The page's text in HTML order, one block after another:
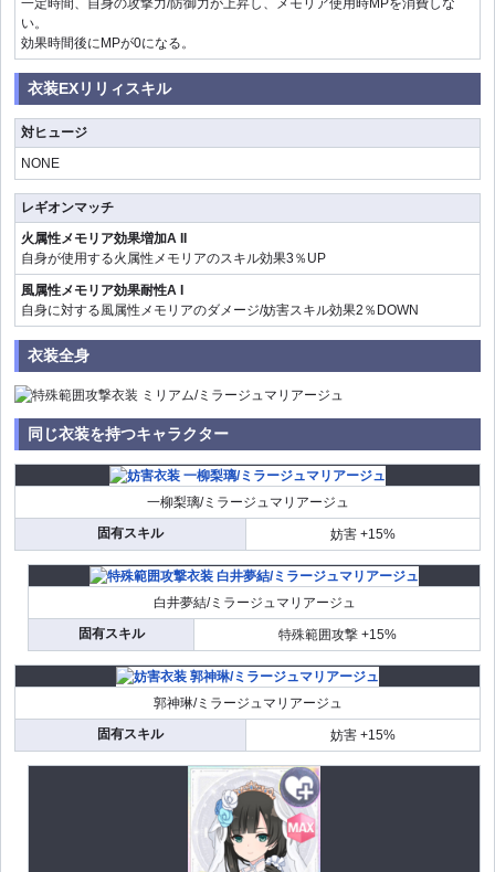
一定時間、自身の攻撃力/防御力が上昇し、メモリア使用時MPを消費しな
い。
効果時間後にMPが0になる。
衣装EXリリィスキル
対ヒュージ
NONE
レギオンマッチ
火属性メモリア効果増加A II
自身が使用する火属性メモリアのスキル効果3％UP
風属性メモリア効果耐性A I
自身に対する風属性メモリアのダメージ/妨害スキル効果2％DOWN
衣装全身
同じ衣装を持つキャラクター
一柳梨璃/ミラージュマリアージュ
固有スキル
妨害 +15%
白井夢結/ミラージュマリアージュ
固有スキル
特殊範囲攻撃 +15%
郭神琳/ミラージュマリアージュ
固有スキル
妨害 +15%